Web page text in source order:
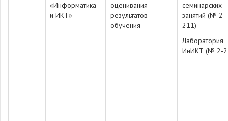
«Информатика
и ИКТ»
оценивания
результатов
обучения
семинарских
занятий (№ 2-
211)
Лаборатория
ИиИКТ (№ 2-